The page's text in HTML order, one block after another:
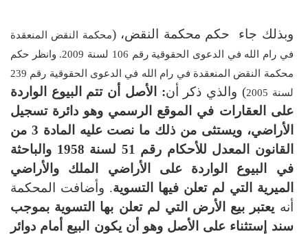
وبذلك جاء حكم محكمة النقض، (محكمة النقض المنعقدة
في رام الله في الدعوى الحقوقية رقم 106 لسنة 2009. وانظر حكم
محكمة النقض المنعقدة في رام الله في الدعوى الحقوقية رقم 239
لسنة 2005
) والذي ذكر أن: الأصل أن تتم البيوع الواردة
على العقارات في الموقع الرسمي وهو دائرة تسجيل
الأراضي، ويستثى من ذلك ما نصت عليه المادة 3 من
القانون المعدل للأحكام رقم 51 لسنة 1958 والباحثة
في البيوع الواردة على الأراضي الملك والأراضي
الميرية التي لم تعلن فيها التسوية. وأضافت المحكمة
أنه يعتبر بيع الأرض التي لم تعلن بها التسوية بموجب
سند إستثناء على الأصل وهو أن يكون البيع أمام دوائر